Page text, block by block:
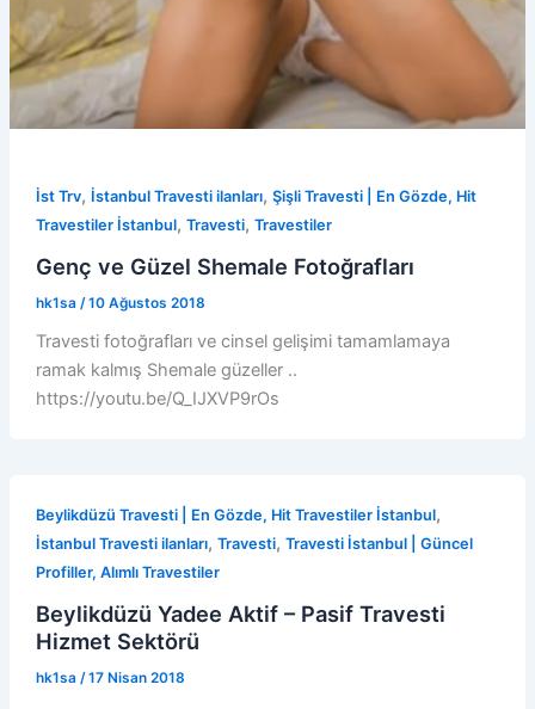
İst Trv, İstanbul Travesti ilanları, Şişli Travesti | En Gözde, Hit
Travestiler İstanbul, Travesti, Travestiler
Genç ve Güzel Shemale Fotoğrafları
hk1sa /10 Ağustos 2018
Travesti fotoğrafları ve cinsel gelişimi tamamlamaya
ramak kalmış Shemale güzeller ..
https://youtu.be/Q_IJXVP9rOs
Beylikdüzü Travesti | En Gözde, Hit Travestiler İstanbul,
İstanbul Travesti ilanları, Travesti, Travesti İstanbul | Güncel
Profiller, Alımlı Travestiler
Beylikdüzü Yadee Aktif – Pasif Travesti
Hizmet Sektörü
hk1sa /17 Nisan 2018